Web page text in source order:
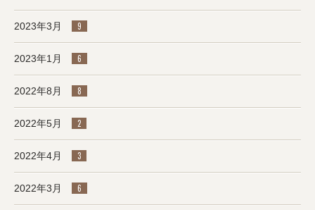
2023年3月 9
2023年1月 6
2022年8月 8
2022年5月 2
2022年4月 3
2022年3月 6